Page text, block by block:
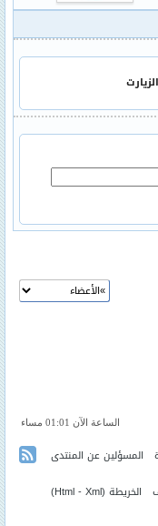
الساعة الآن 01:01 مساء
المسؤلين عن المنتدى
الخريطة (
Html-Xml
)